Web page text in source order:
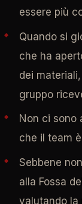
essere più
Quando si
che ha
dei
gruppo
Non ci sono
che il team
Sebbene
alla Fossa
valutando la